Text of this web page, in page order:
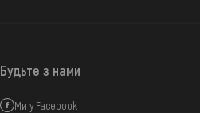
Будьте з нами
Ми у Facebook